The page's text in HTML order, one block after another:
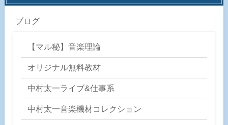
ブログ
【マル秘】音楽理論
オリジナル無料教材
中村太一ライブ&仕事系
中村太一音楽機材コレクション